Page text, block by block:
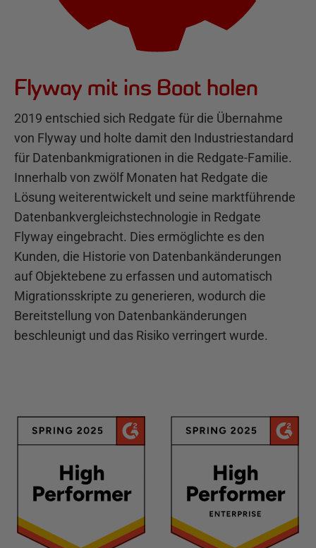
Flyway mit ins Boot holen
2019 entschied sich Redgate für die Übernahme
von Flyway und holte damit den Industriestandard
für Datenbankmigrationen in die Redgate-Familie.
Innerhalb von zwölf Monaten hat Redgate die
Lösung weiterentwickelt und seine marktführende
Datenbankvergleichstechnologie in Redgate
Flyway eingebracht. Dies ermöglichte es den
Kunden, die Historie von Datenbankänderungen
auf Objektebene zu erfassen und automatisch
Migrationsskripte zu generieren, wodurch die
Bereitstellung von Datenbankänderungen
beschleunigt und das Risiko verringert wurde.